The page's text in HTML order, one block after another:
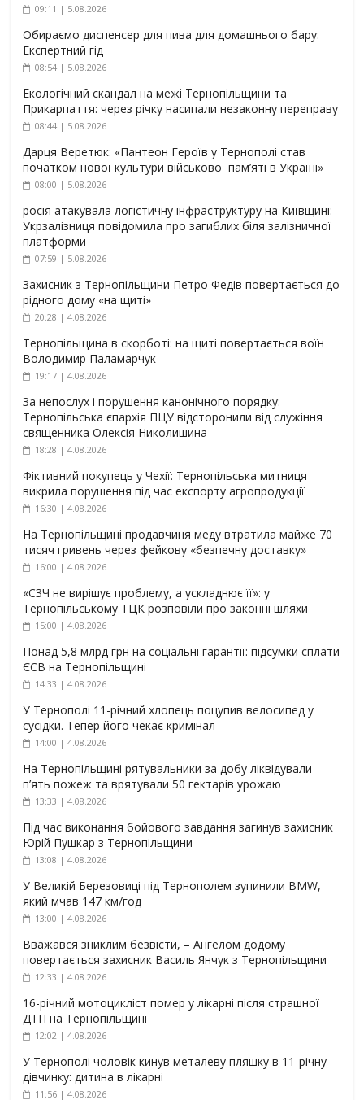
09:11 | 5.08.2026
Обираємо диспенсер для пива для домашнього бару:
Експертний гід
08:54 | 5.08.2026
Екологічний скандал на межі Тернопільщини та
Прикарпаття: через річку насипали незаконну переправу
08:44 | 5.08.2026
Дарця Веретюк: «Пантеон Героїв у Тернополі став
початком нової культури військової пам’яті в Україні»
08:00 | 5.08.2026
росія атакувала логістичну інфраструктуру на Київщині:
Укрзалізниця повідомила про загиблих біля залізничної
платформи
07:59 | 5.08.2026
Захисник з Тернопільщини Петро Федів повертається до
рідного дому «на щиті»
20:28 | 4.08.2026
Тернопільщина в скорботі: на щиті повертається воїн
Володимир Паламарчук
19:17 | 4.08.2026
За непослух і порушення канонічного порядку:
Тернопільська єпархія ПЦУ відсторонили від служіння
священника Олексія Николишина
18:28 | 4.08.2026
Фіктивний покупець у Чехії: Тернопільська митниця
викрила порушення під час експорту агропродукції
16:30 | 4.08.2026
На Тернопільщині продавчиня меду втратила майже 70
тисяч гривень через фейкову «безпечну доставку»
16:00 | 4.08.2026
«СЗЧ не вирішує проблему, а ускладнює її»: у
Тернопільському ТЦК розповіли про законні шляхи
15:00 | 4.08.2026
Понад 5,8 млрд грн на соціальні гарантії: підсумки сплати
ЄСВ на Тернопільщині
14:33 | 4.08.2026
У Тернополі 11-річний хлопець поцупив велосипед у
сусідки. Тепер його чекає кримінал
14:00 | 4.08.2026
На Тернопільщині рятувальники за добу ліквідували
п’ять пожеж та врятували 50 гектарів урожаю
13:33 | 4.08.2026
Під час виконання бойового завдання загинув захисник
Юрій Пушкар з Тернопільщини
13:08 | 4.08.2026
У Великій Березовиці під Тернополем зупинили BMW,
який мчав 147 км/год
13:00 | 4.08.2026
Вважався зниклим безвісти, – Ангелом додому
повертається захисник Василь Янчук з Тернопільщини
12:33 | 4.08.2026
16-річний мотоцикліст помер у лікарні після страшної
ДТП на Тернопільщині
12:02 | 4.08.2026
У Тернополі чоловік кинув металеву пляшку в 11-річну
дівчинку: дитина в лікарні
11:56 | 4.08.2026